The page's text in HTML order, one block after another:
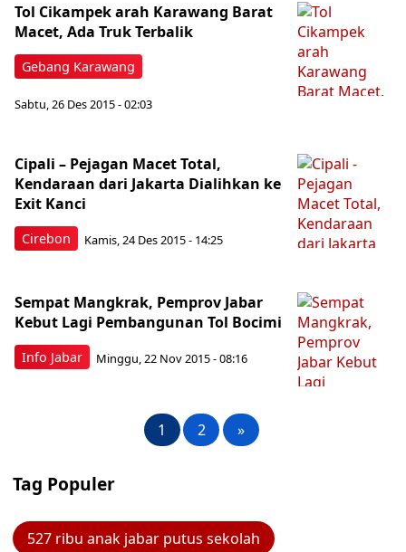
Gebang Karawang
Tol Cikampek arah Karawang Barat
Macet, Ada Truk Terbalik
Sabtu, 26 Des 2015 - 02:03
Cirebon
Cipali – Pejagan Macet Total,
Kendaraan dari Jakarta Dialihkan ke
Exit Kanci
Kamis, 24 Des 2015 - 14:25
Info Jabar
Sempat Mangkrak, Pemprov Jabar
Kebut Lagi Pembangunan Tol Bocimi
Minggu, 22 Nov 2015 - 08:16
1 2 »
Tag Populer
527 ribu anak jabar putus sekolah